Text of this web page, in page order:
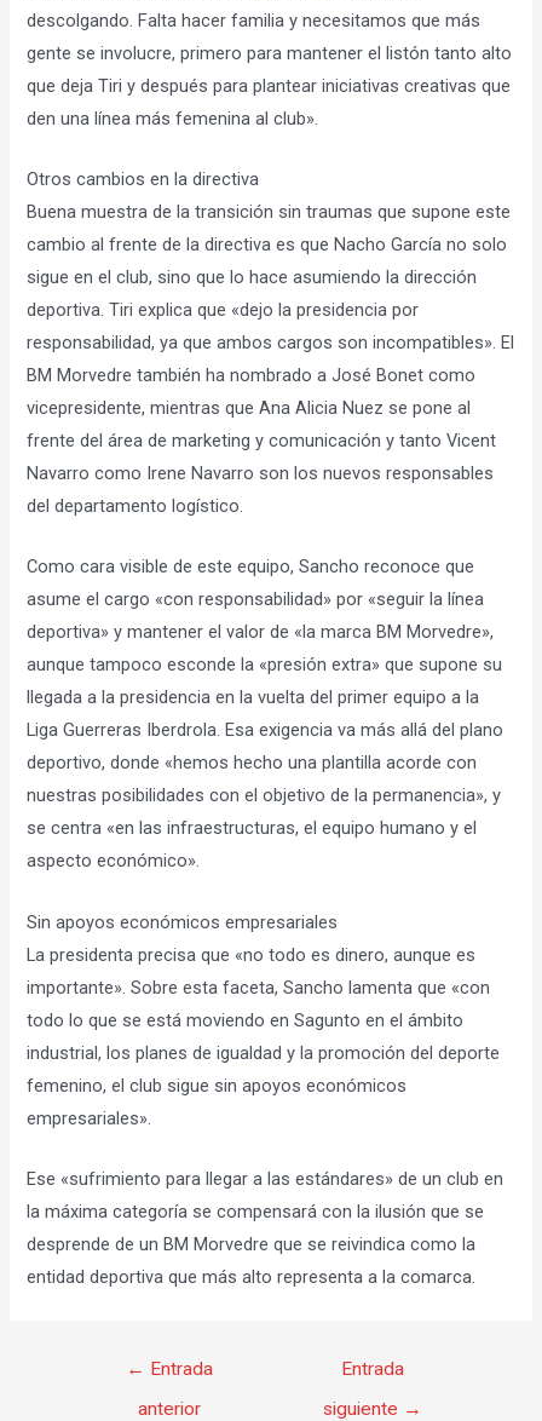
descolgando. Falta hacer familia y necesitamos que más
gente se involucre, primero para mantener el listón tanto alto
que deja Tiri y después para plantear iniciativas creativas que
den una línea más femenina al club».
Otros cambios en la directiva
Buena muestra de la transición sin traumas que supone este
cambio al frente de la directiva es que Nacho García no solo
sigue en el club, sino que lo hace asumiendo la dirección
deportiva. Tiri explica que «dejo la presidencia por
responsabilidad, ya que ambos cargos son incompatibles». El
BM Morvedre también ha nombrado a José Bonet como
vicepresidente, mientras que Ana Alicia Nuez se pone al
frente del área de marketing y comunicación y tanto Vicent
Navarro como Irene Navarro son los nuevos responsables
del departamento logístico.
Como cara visible de este equipo, Sancho reconoce que
asume el cargo «con responsabilidad» por «seguir la línea
deportiva» y mantener el valor de «la marca BM Morvedre»,
aunque tampoco esconde la «presión extra» que supone su
llegada a la presidencia en la vuelta del primer equipo a la
Liga Guerreras Iberdrola. Esa exigencia va más allá del plano
deportivo, donde «hemos hecho una plantilla acorde con
nuestras posibilidades con el objetivo de la permanencia», y
se centra «en las infraestructuras, el equipo humano y el
aspecto económico».
Sin apoyos económicos empresariales
La presidenta precisa que «no todo es dinero, aunque es
importante». Sobre esta faceta, Sancho lamenta que «con
todo lo que se está moviendo en Sagunto en el ámbito
industrial, los planes de igualdad y la promoción del deporte
femenino, el club sigue sin apoyos económicos
empresariales».
Ese «sufrimiento para llegar a las estándares» de un club en
la máxima categoría se compensará con la ilusión que se
desprende de un BM Morvedre que se reivindica como la
entidad deportiva que más alto representa a la comarca.
Navegación
← Entrada
anterior
Entrada
siguiente →